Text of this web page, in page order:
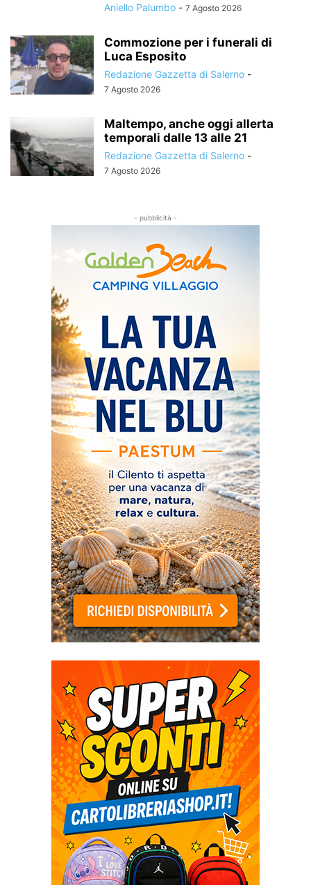
Aniello Palumbo - 7 Agosto 2026
Commozione per i funerali di
Luca Esposito
Redazione Gazzetta di Salerno -
7 Agosto 2026
Maltempo, anche oggi allerta
temporali dalle 13 alle 21
Redazione Gazzetta di Salerno -
7 Agosto 2026
- pubblicità -